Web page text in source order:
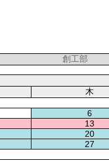
創工部
木
6
13
20
27